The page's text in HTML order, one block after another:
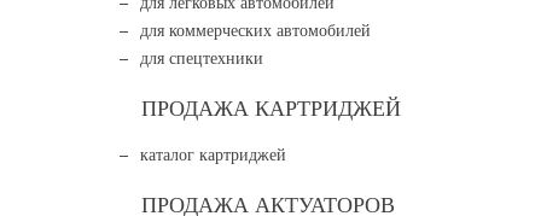
для коммерческих автомобилей
для спецтехники
ПРОДАЖА КАРТРИДЖЕЙ
каталог картриджей
ПРОДАЖА АКТУАТОРОВ